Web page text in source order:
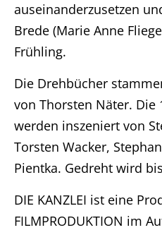
auseinanderzusetzen
Brede (Marie Anne
Frühling.
Die Drehbücher
von Thorsten Näter. Die
werden inszeniert von
Torsten Wacker,
Pientka. Gedreht wird
DIE KANZLEI ist eine
FILMPRODUKTION im
Home
Unternehmen
Produktionen
Presse